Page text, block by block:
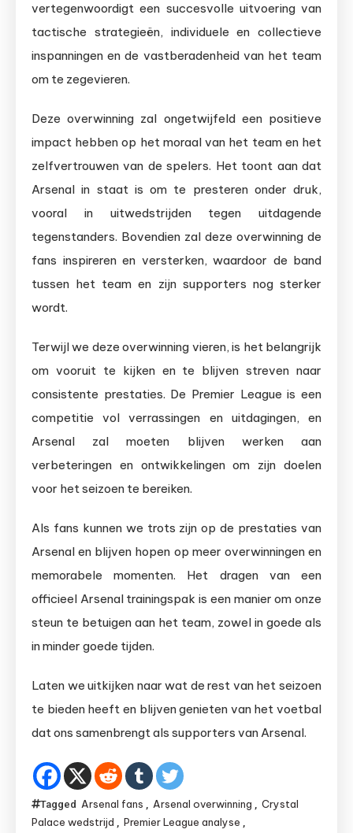
vertegenwoordigt een succesvolle uitvoering van
tactische strategieën, individuele en collectieve
inspanningen en de vastberadenheid van het team
om te zegevieren.
Deze overwinning zal ongetwijfeld een positieve
impact hebben op het moraal van het team en het
zelfvertrouwen van de spelers. Het toont aan dat
Arsenal in staat is om te presteren onder druk,
vooral in uitwedstrijden tegen uitdagende
tegenstanders. Bovendien zal deze overwinning de
fans inspireren en versterken, waardoor de band
tussen het team en zijn supporters nog sterker
wordt.
Terwijl we deze overwinning vieren, is het belangrijk
om vooruit te kijken en te blijven streven naar
consistente prestaties. De Premier League is een
competitie vol verrassingen en uitdagingen, en
Arsenal zal moeten blijven werken aan
verbeteringen en ontwikkelingen om zijn doelen
voor het seizoen te bereiken.
Als fans kunnen we trots zijn op de prestaties van
Arsenal en blijven hopen op meer overwinningen en
memorabele momenten. Het dragen van een
officieel Arsenal trainingspak is een manier om onze
steun te betuigen aan het team, zowel in goede als
in minder goede tijden.
Laten we uitkijken naar wat de rest van het seizoen
te bieden heeft en blijven genieten van het voetbal
dat ons samenbrengt als supporters van Arsenal.
Tagged Arsenal fans , Arsenal overwinning , Crystal
Palace wedstrijd , Premier League analyse ,